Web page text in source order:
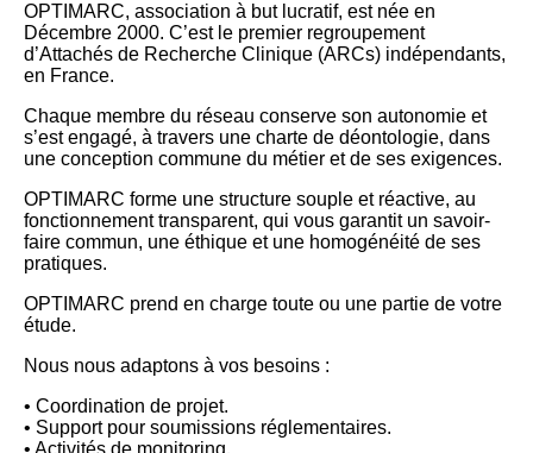
OPTIMARC, association à but lucratif, est née en
Décembre 2000. C’est le premier regroupement
d’Attachés de Recherche Clinique (ARCs) indépendants,
en France.
Chaque membre du réseau conserve son autonomie et
s’est engagé, à travers une charte de déontologie, dans
une conception commune du métier et de ses exigences.
OPTIMARC forme une structure souple et réactive, au
fonctionnement transparent, qui vous garantit un savoir-
faire commun, une éthique et une homogénéité de ses
pratiques.
OPTIMARC prend en charge toute ou une partie de votre
étude.
Nous nous adaptons à vos besoins :
• Coordination de projet.
• Support pour soumissions réglementaires.
• Activités de monitoring.